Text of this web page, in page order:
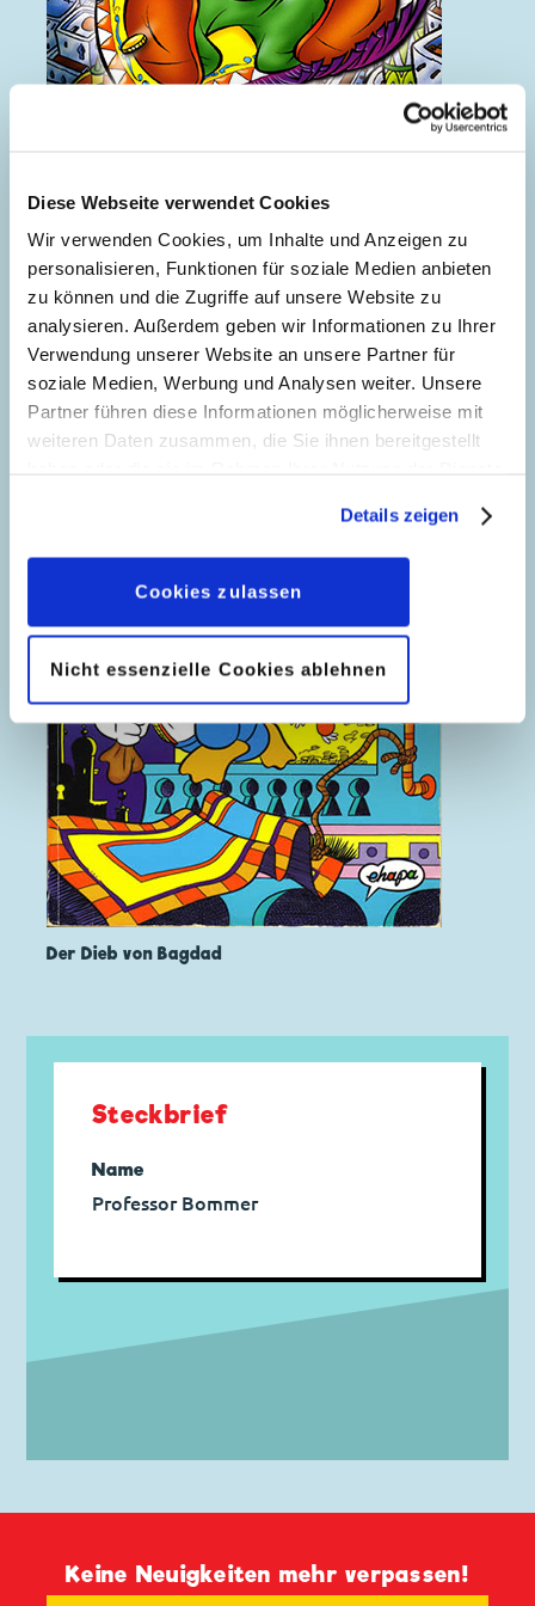
Diese Webseite verwendet Cookies
Wir verwenden Cookies, um Inhalte und Anzeigen zu
personalisieren, Funktionen für soziale Medien anbieten
zu können und die Zugriffe auf unsere Website zu
analysieren. Außerdem geben wir Informationen zu Ihrer
Verwendung unserer Website an unsere Partner für
soziale Medien, Werbung und Analysen weiter. Unsere
Partner führen diese Informationen möglicherweise mit
weiteren Daten zusammen, die Sie ihnen bereitgestellt
geben, können Sie diese jederzeit in der
Datenschutzerklärungwieder widerrufen.
Details zeigen
Cookies zulassen
Nicht essenzielle Cookies ablehnen
Der Dieb von Bagdad
Der Dieb von Bagdad
Steckbrief
Name
Professor Bommer
Keine Neuigkeiten mehr verpassen!